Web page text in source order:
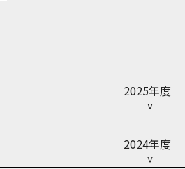
2025年度
2024年度